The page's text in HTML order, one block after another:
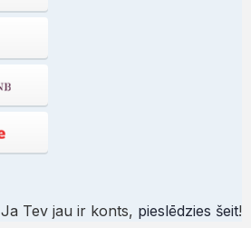
Ja Tev jau ir konts, pieslēdzies šeit!